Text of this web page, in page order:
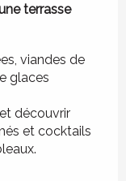
terrasse
viandes de
glaces
découvrir
et cocktails